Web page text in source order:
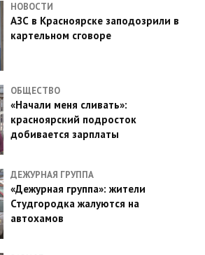
НОВОСТИ
АЗС в Красноярске заподозрили в
картельном сговоре
ОБЩЕСТВО
«Начали меня сливать»:
красноярский подросток
добивается зарплаты
ДЕЖУРНАЯ ГРУППА
«Дежурная группа»: жители
Студгородка жалуются на
автохамов